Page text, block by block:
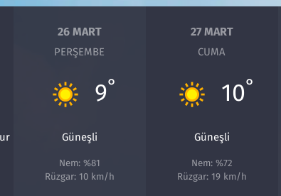
26 MART
PERŞEMBE
9°
Güneşli
Nem: %81
Rüzgar: 10 km/h
27 MART
CUMA
10°
Güneşli
Nem: %72
Rüzgar: 19 km/h